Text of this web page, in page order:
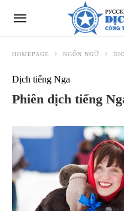
HOMEPAGE NGÔN NGỮ
Dịch tiếng Nga
Phiên dịch tiếng